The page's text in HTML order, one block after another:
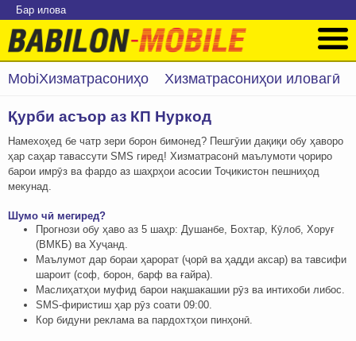
Бар илова
MobiХизматрасониҳо Хизматрасониҳои иловагӣ
Қурби асъор аз КП Нуркод
Намехоҳед бе чатр зери борон бимонед? Пешгӯии дақиқи обу ҳаворо
ҳар саҳар тавассути SMS гиред! Хизматрасонӣ маълумоти ҷориро
барои имрӯз ва фардо аз шаҳрҳои асосии Тоҷикистон пешниҳод
мекунад.
Шумо чӣ мегиред?
Прогнози обу ҳаво аз 5 шаҳр: Душанбе, Бохтар, Кӯлоб, Хоруғ
(ВМКБ) ва Хуҷанд.
Маълумот дар бораи ҳарорат (ҷорӣ ва ҳадди аксар) ва тавсифи
шароит (соф, борон, барф ва ғайра).
Маслиҳатҳои муфид барои нақшакашии рӯз ва интихоби либос.
SMS-фиристиш ҳар рӯз соати 09:00.
Кор бидуни реклама ва пардохтҳои пинҳонӣ.